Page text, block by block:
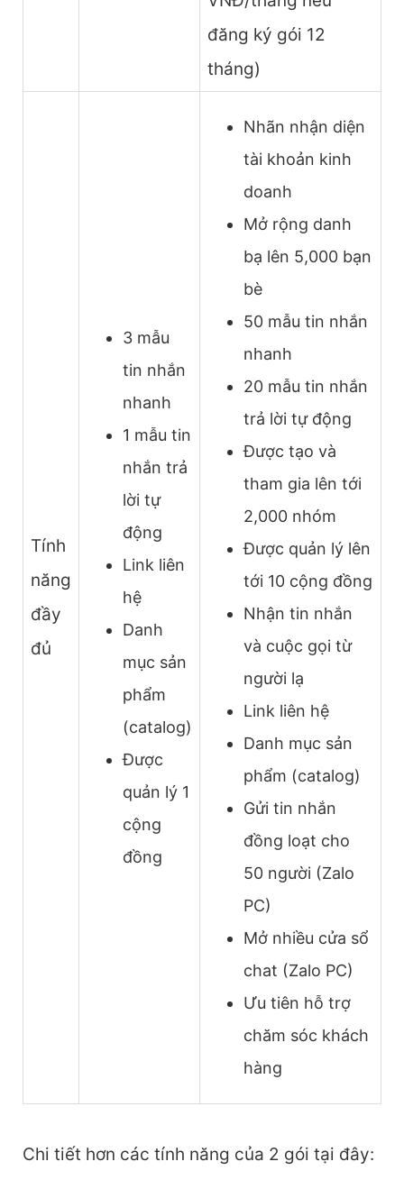
đăng ký gói 12
tháng)
Tính
năng
đầy
đủ
3 mẫu
tin nhắn
nhanh
1 mẫu tin
nhắn trả
lời tự
động
Link liên
hệ
Danh
mục sản
phẩm
(catalog)
Được
quản lý 1
cộng
đồng
Nhãn nhận diện
tài khoản kinh
doanh
Mở rộng danh
bạ lên 5,000 bạn
bè
50 mẫu tin nhắn
nhanh
20 mẫu tin nhắn
trả lời tự động
Được tạo và
tham gia lên tới
2,000 nhóm
Được quản lý lên
tới 10 cộng đồng
Nhận tin nhắn
và cuộc gọi từ
người lạ
Link liên hệ
Danh mục sản
phẩm (catalog)
Gửi tin nhắn
đồng loạt cho
50 người (Zalo
PC)
Mở nhiều cửa sổ
chat (Zalo PC)
Ưu tiên hỗ trợ
chăm sóc khách
hàng
Chi tiết hơn các tính năng của 2 gói tại đây: